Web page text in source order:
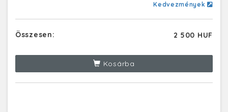
Kedvezmények
Összesen: 2 500 HUF
Kosárba